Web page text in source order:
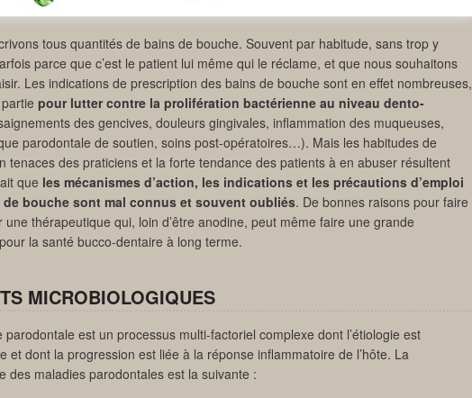
tous quantités de bains de bouche. Souvent par habitude, sans trop y
parce que c’est le patient lui même qui le réclame, et que nous souhaitons
Les indications de prescription des bains de bouche sont en effet nombreuses,
pour lutter contre la prolifération bactérienne au niveau dento-
des gencives, douleurs gingivales, inflammation des muqueuses,
parodontale de soutien, soins post-opératoires…). Mais les habitudes de
tenaces des praticiens et la forte tendance des patients à en abuser résultent
que les mécanismes d’action, les indications et les précautions d’emploi
bouche sont mal connus et souvent oubliés. De bonnes raisons pour faire
une thérapeutique qui, loin d’être anodine, peut même faire une grande
la santé bucco-dentaire à long terme.
MICROBIOLOGIQUES
parodontale est un processus multi-factoriel complexe dont l’étiologie est
et dont la progression est liée à la réponse inflammatoire de l’hôte. La
des maladies parodontales est la suivante :